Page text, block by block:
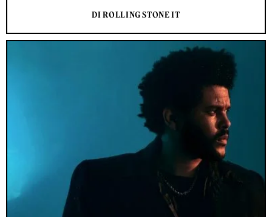
DI ROLLING STONE IT